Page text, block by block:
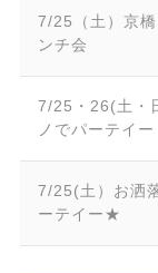
7/25（土）京
ンチ会
7/25・26(土・
ノでパーテイー
7/25(土）お洒
ーテイー★